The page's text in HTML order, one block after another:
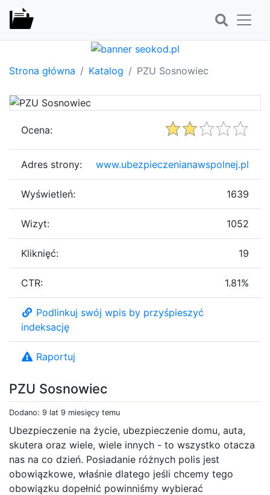
Strona główna Katalog PZU Sosnowiec
PZU Sosnowiec
Dodano: 9 lat 9 miesięcy temu
Ubezpieczenie na życie, ubezpieczenie domu, auta,
skutera oraz wiele, wiele innych - to wszystko otacza
nas na co dzień. Posiadanie różnych polis jest
obowiązkowe, właśnie dlatego jeśli chcemy tego
obowiązku dopełnić powinniśmy wybierać
Ocena:
Adres strony: www.ubezpieczenianawspolnej.pl
Wyświetleń: 1639
Wizyt: 1052
Kliknięć: 19
CTR: 1.81%
Podlinkuj swój wpis by przyśpieszyć
indeksację
Raportuj